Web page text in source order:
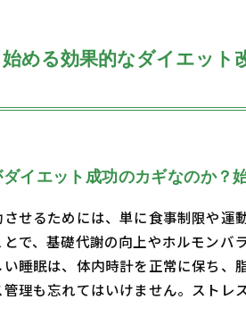
める効果的なダイエット
イエット成功のカギなのか？
せるためには、単に食事制限や運
で、基礎代謝の向上やホルモンバ
睡眠は、体内時計を正常に保ち、
理も忘れてはいけません。スト